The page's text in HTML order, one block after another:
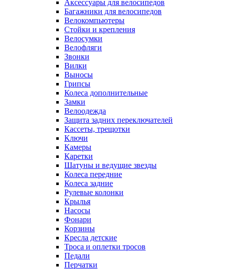
Аксессуары для велосипедов
Багажники для велосипедов
Велокомпьютеры
Стойки и крепления
Велосумки
Велофляги
Звонки
Вилки
Выносы
Грипсы
Колеса дополнительные
Замки
Велоодежда
Защита задних переключателей
Кассеты, трещотки
Ключи
Камеры
Каретки
Шатуны и ведущие звезды
Колеса передние
Колеса задние
Рулевые колонки
Крылья
Насосы
Фонари
Корзины
Кресла детские
Троса и оплетки тросов
Педали
Перчатки